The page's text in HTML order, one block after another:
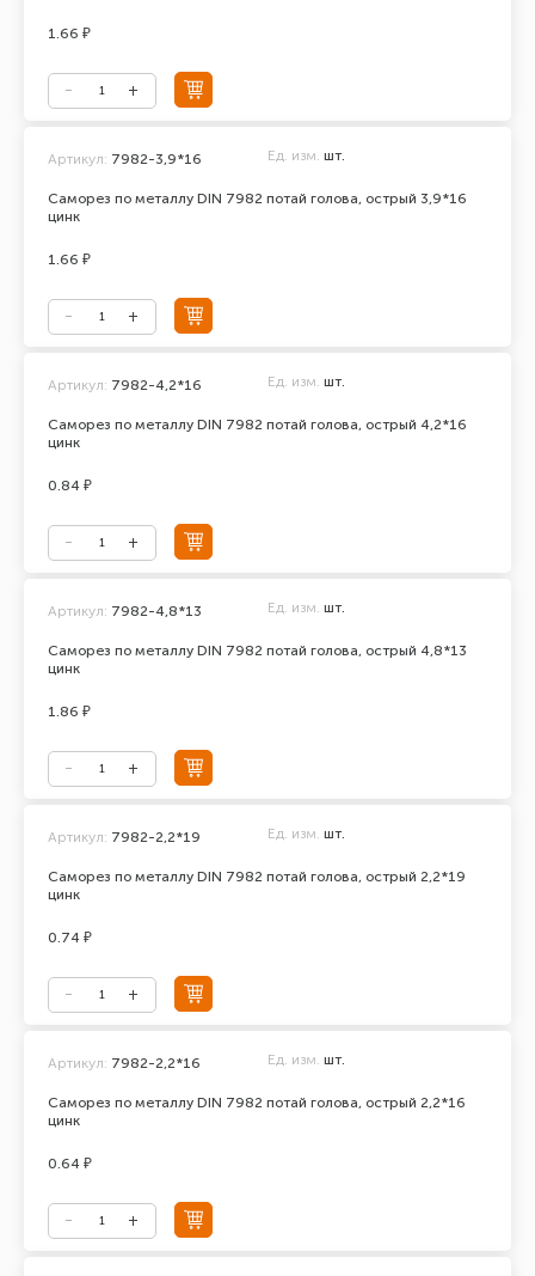
1.66 ₽
Саморез по металлу DIN 7982 потай голова, острый 3,9*16
цинк
Артикул: 7982-3,9*16 Ед. изм. шт.
1.66 ₽
Саморез по металлу DIN 7982 потай голова, острый 4,2*16
цинк
Артикул: 7982-4,2*16 Ед. изм. шт.
0.84 ₽
Саморез по металлу DIN 7982 потай голова, острый 4,8*13
цинк
Артикул: 7982-4,8*13 Ед. изм. шт.
1.86 ₽
Саморез по металлу DIN 7982 потай голова, острый 2,2*19
цинк
Артикул: 7982-2,2*19 Ед. изм. шт.
0.74 ₽
Саморез по металлу DIN 7982 потай голова, острый 2,2*16
цинк
Артикул: 7982-2,2*16 Ед. изм. шт.
0.64 ₽